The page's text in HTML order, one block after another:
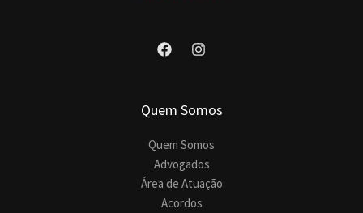
Quem Somos
Quem Somos
Advogados
Área de Atuação
Acordos